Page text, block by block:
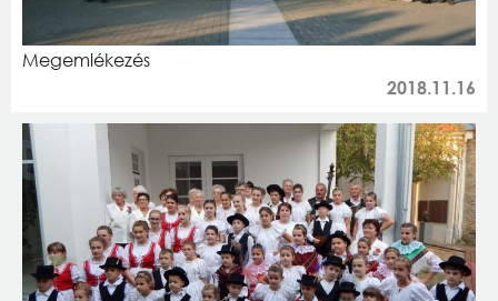
Megemlékezés
2018.11.16